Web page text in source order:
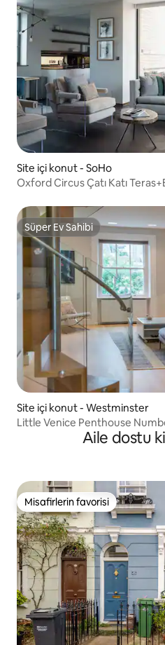
Site içi konut - SoHo
Oxford Circus Çatı Katı
Süper Ev Sahibi
Süper Ev Sahibi
Site içi konut - Westminster
Little Venice Penthouse
Aile dostu
Misafirlerin favorisi
Misafirlerin favorisi